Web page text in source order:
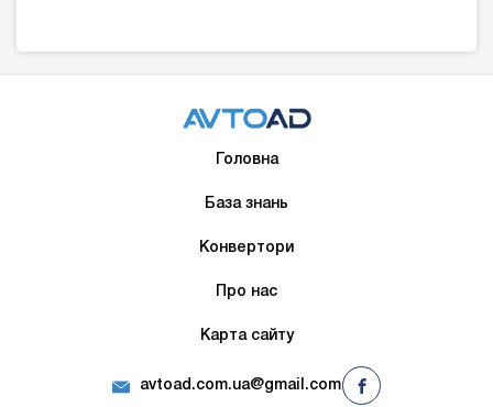
Головна
База знань
Конвертори
Про нас
Карта сайту
avtoad.com.ua@gmail.com